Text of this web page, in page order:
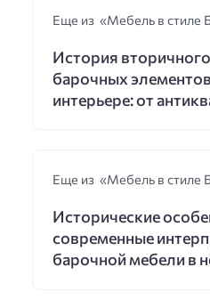
Еще из «Мебель в стиле
История
барочных
интерьере: от
Еще из «Мебель в стиле
Исторические
современные
барочной мебели в